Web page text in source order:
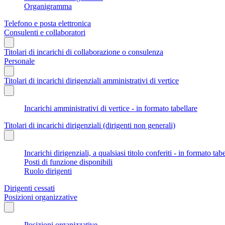
Organigramma
Telefono e posta elettronica
Consulenti e collaboratori
Titolari di incarichi di collaborazione o consulenza
Personale
Titolari di incarichi dirigenziali amministrativi di vertice
Incarichi amministrativi di vertice - in formato tabellare
Titolari di incarichi dirigenziali (dirigenti non generali)
Incarichi dirigenziali, a qualsiasi titolo conferiti - in formato
Posti di funzione disponibili
Ruolo dirigenti
Dirigenti cessati
Posizioni organizzative